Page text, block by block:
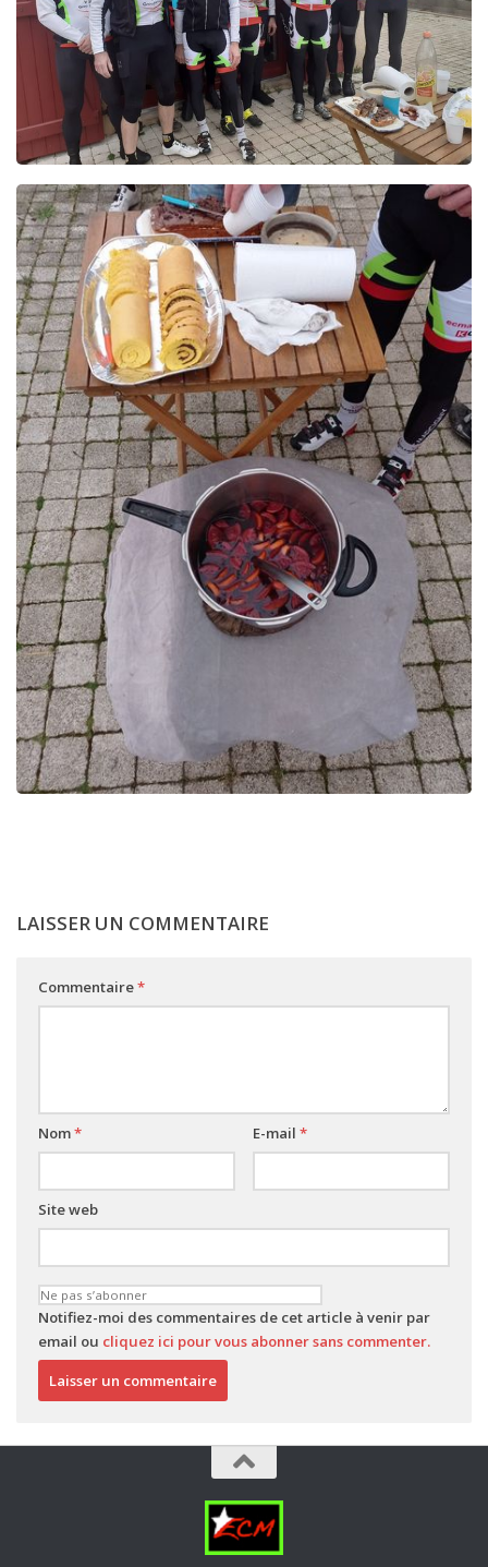
LAISSER UN COMMENTAIRE
Commentaire*
Nom* E-mail *
Site web
Notifiez-moi des commentaires de cet article à venir par
email ou cliquez ici pour vous abonner sans commenter.